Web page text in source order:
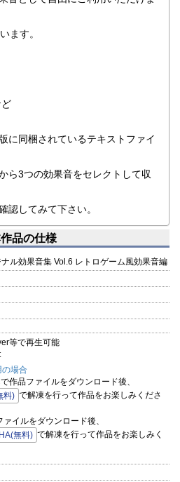
ます。
に同梱されているテキストファイ
ら3つの効果音をセレクトして収
認してみて下さい。
品の仕様
ル効果音集 Vol.6 レトロゲーム風効果音編
等で再生可能
場合
作品ファイルをダウンロード後、
料) で解凍を行って作品をお楽しみくださ
イルをダウンロード後、
無料) で解凍を行って作品をお楽しみく